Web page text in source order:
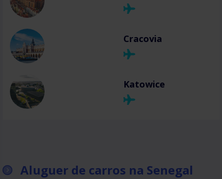
Cracovia
Katowice
Aluguer de carros na Senegal